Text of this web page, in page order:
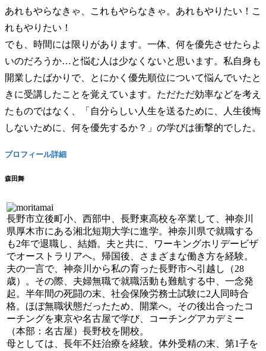
あれもやらなきゃ、これもやらなきゃ。あれもやりたい！こ
れもやりたい！
でも、時間には限りがあります。一体、何を優先させたらよ
いのだろうか…と悩む人は少なくないと思います。私自身も
開業したばかりで、とにかく優先順位について悩んでいたと
きに受講したことを覚えています。ただただ効率などを考え
たものではなく、「自分らしい人生を送るために、人生後悔
しないために、何を優先するか？」の学びは衝撃的でした。
プロフィール詳細
森田舞
長野市立後町小、西部中、長野東高校を卒業して、神奈川
県厚木市にある湘北短期大学に進学。神奈川県で就職する
も2年で退職し、結婚。夫と共に、ワーキングホリデービザ
でオーストラリアへ。帰国後、さまざまな働き方を経験。
夫の一言で、神奈川から私の育った長野市へ引越し（28
歳）。その際、夫婦無職で就職活動も難航する中、一念発
起。半年間の死闘の末、社会保険労務士試験に2人同時合
格。ほぼ無職状態だったため、開業へ。その後出合ったコ
ーチングを東京や名古屋で学び、コーチングアカデミー
（本部：名古屋）長野校を開校。
母としては、長年不妊治療を経験。体外受精の末、第1子を